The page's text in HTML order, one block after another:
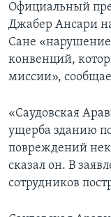
Официальный
Джабер Ансари
Сане
конвенций,
миссии»,
«Саудовская
ущерба зданию
повреждений
сказал он. В
сотрудников